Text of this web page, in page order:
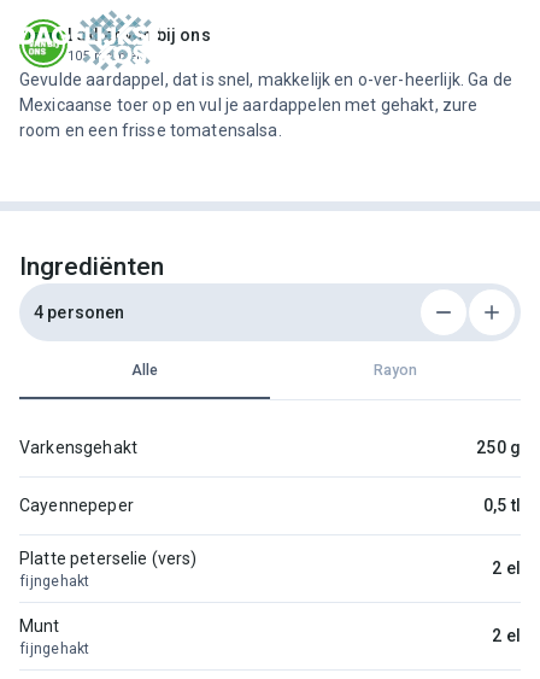
Lekker van bij ons
105 recepten
Gevulde aardappel, dat is snel, makkelijk en o-ver-heerlijk. Ga de
Mexicaanse toer op en vul je aardappelen met gehakt, zure
room en een frisse tomatensalsa.
Ingrediënten
4 personen
Alle Rayon
Varkensgehakt 250 g
Cayennepeper 0,5 tl
Platte peterselie (vers)
fijngehakt
2 el
Munt
fijngehakt
2 el